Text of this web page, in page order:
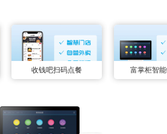
收钱吧扫码点餐 富掌柜智